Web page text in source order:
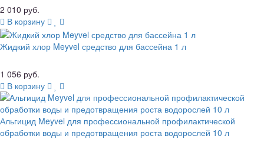
2 010 руб.
В корзину
Жидкий хлор Meyvel средство для бассейна 1 л
1 056 руб.
В корзину
Альгицид Meyvel для профессиональной профилактической
обработки воды и предотвращения роста водорослей 10 л